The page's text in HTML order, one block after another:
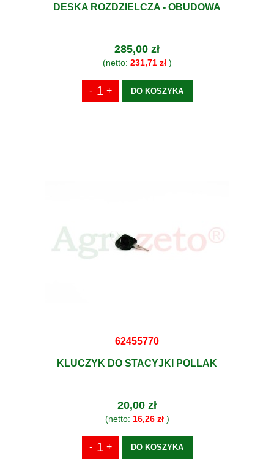
DESKA ROZDZIELCZA - OBUDOWA
285,00 zł
(netto: 231,71 zł)
DO KOSZYKA
62455770
KLUCZYK DO STACYJKI POLLAK
20,00 zł
(netto: 16,26 zł)
DO KOSZYKA